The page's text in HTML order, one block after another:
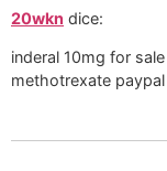
20wkn dice:
inderal 10mg for
methotrexate paypal